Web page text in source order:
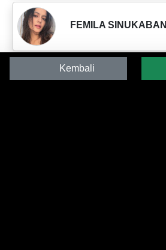
FEMILA SINUKABAN
Kembali